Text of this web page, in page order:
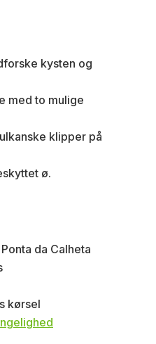
kysten og
med to mulige
klipper på
ø.
da Calheta
kørsel